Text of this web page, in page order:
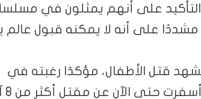
على أنهم يمثلون في
على أنه لا يمكنه قبول
قتل الأطفال، مؤكدًا رغبته في